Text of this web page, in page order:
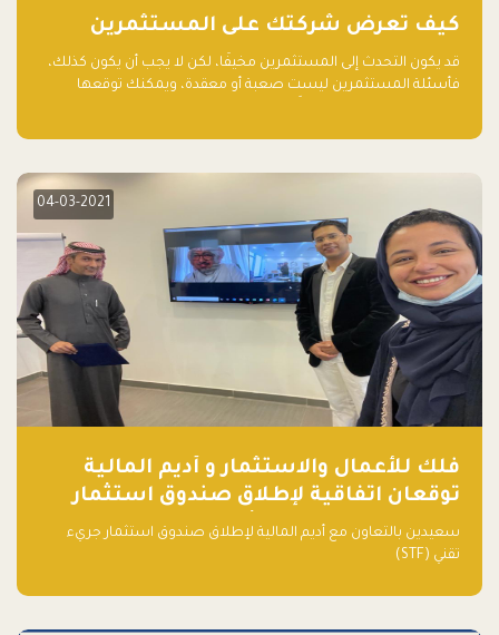
كيف تعرض شركتك على المستثمرين
قد يكون التحدث إلى المستثمرين مخيفًا، لكن لا يجب أن يكون كذلك،
فأسئلة المستثمرين ليست صعبة أو معقدة، ويمكنك توقعها
04-03-2021
فلك للأعمال والاستثمار و أديم المالية
توقعان اتفاقية لإطلاق صندوق استثمار
جريء تقني (STF) - مشغل من قبل فـلك
سعيدين بالتعاون مع أديم المالية لإطلاق صندوق استثمار جريء
تقني (STF)